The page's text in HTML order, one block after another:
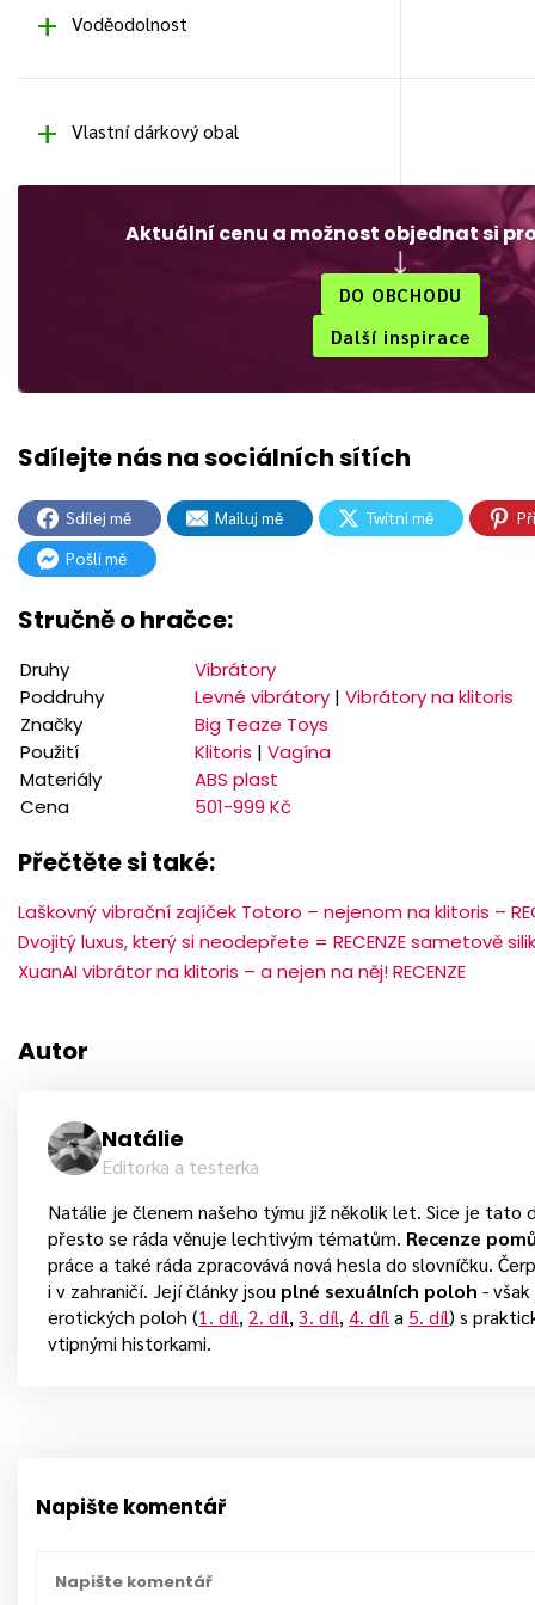
Voděodolnost
Vlastní dárkový obal
Aktuální cenu a možnost objednat si
DO OBCHODU
Další inspirace
Sdílej mě Mailuj mě Twítni mě
Pošli mě
Stručně o hračce:
Druhy
Vibrátory
Poddruhy
Levné vibrátory | Vibrátory na klitoris
Značky
Big Teaze Toys
Použití
Klitoris | Vagína
Materiály
ABS plast
Cena
501-999 Kč
Přečtěte si také:
Laškovný vibrační zajíček Totoro – nejenom na klitoris –
Dvojitý luxus, který si neodepřete = RECENZE sametově
XuanAI vibrátor na klitoris – a nejen na něj! RECENZE
Autor
Natálie
Editorka a testerka
Natálie je členem našeho týmu již několik let. Sice je tato
přesto se ráda věnuje lechtivým tématům. Recenze
práce a také ráda zpracovává nová hesla do slovníčku.
i v zahraničí. Její články jsou plné sexuálních poloh -
erotických poloh (1. díl, 2. díl, 3. díl, 4. díl a 5. díl) s
vtipnými historkami.
Napište komentář